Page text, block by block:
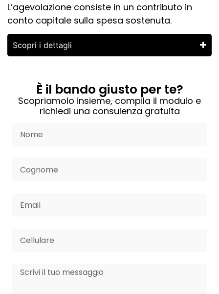
L’agevolazione consiste in un contributo in
conto capitale sulla spesa sostenuta.
Scopri i dettagli
È il bando giusto per te?
Scopriamolo insieme, compila il modulo e
richiedi una consulenza gratuita